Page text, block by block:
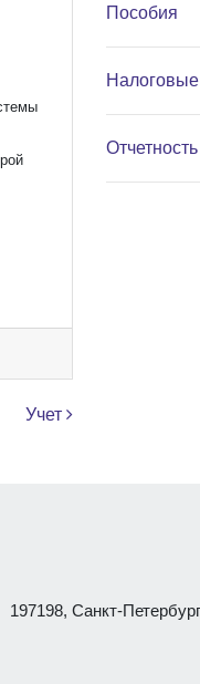
Учет
Пособия
Отчетность
197198, Санкт-